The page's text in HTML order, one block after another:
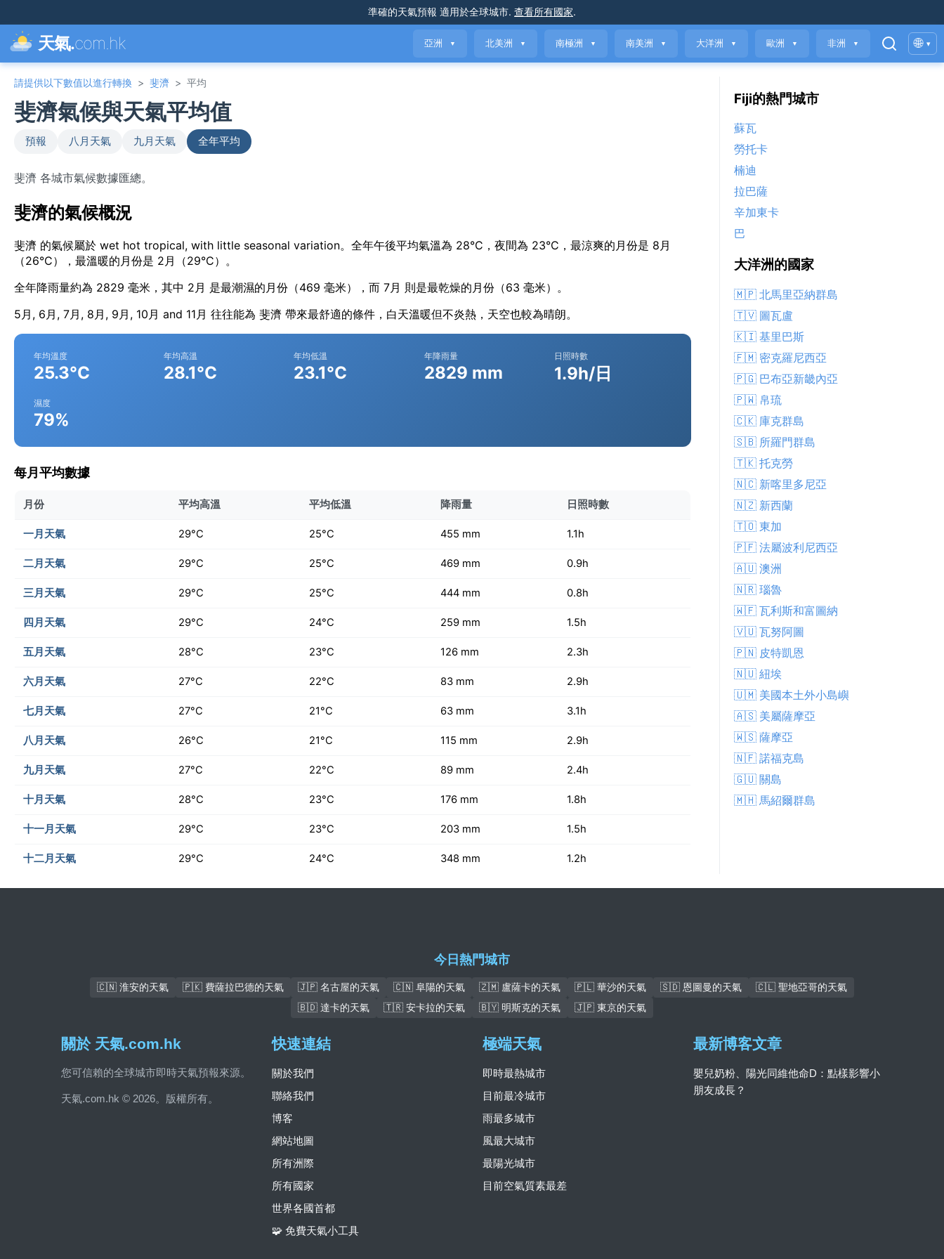
準確的天氣預報 適用於全球城市. 查看所有國家.
天氣.com.hk 亞洲 ▼ 北美洲 ▼ 南極洲 ▼ 南美洲 ▼ 大洋洲 ▼ 歐洲 ▼ 非洲 ▼ 🌐 ▾
請提供以下數值以進行轉換 > 斐濟 > 平均
斐濟氣候與天氣平均值
預報 八月天氣 九月天氣 全年平均
斐濟 各城市氣候數據匯總。
斐濟的氣候概況
斐濟 的氣候屬於 wet hot tropical, with little seasonal variation。全年午後平均氣溫為 28°C，夜間為 23°C，最涼爽的月份是 8月
（26°C），最溫暖的月份是 2月（29°C）。
全年降雨量約為 2829 毫米，其中 2月 是最潮濕的月份（469 毫米），而 7月 則是最乾燥的月份（63 毫米）。
5月, 6月, 7月, 8月, 9月, 10月 and 11月 往往能為 斐濟 帶來最舒適的條件，白天溫暖但不炎熱，天空也較為晴朗。
年均溫度
25.3°C
年均高溫
28.1°C
年均低溫
23.1°C
年降雨量
2829 mm
日照時數
1.9h/日
濕度
79%
每月平均數據
月份 平均高溫 平均低溫 降雨量 日照時數
一月天氣 29°C 25°C 455 mm 1.1h
二月天氣 29°C 25°C 469 mm 0.9h
三月天氣 29°C 25°C 444 mm 0.8h
四月天氣 29°C 24°C 259 mm 1.5h
五月天氣 28°C 23°C 126 mm 2.3h
六月天氣 27°C 22°C 83 mm 2.9h
七月天氣 27°C 21°C 63 mm 3.1h
八月天氣 26°C 21°C 115 mm 2.9h
九月天氣 27°C 22°C 89 mm 2.4h
十月天氣 28°C 23°C 176 mm 1.8h
十一月天氣 29°C 23°C 203 mm 1.5h
十二月天氣 29°C 24°C 348 mm 1.2h
Fiji的熱門城市
蘇瓦
勞托卡
楠迪
拉巴薩
辛加東卡
巴
大洋洲的國家
🇲🇵 北馬里亞納群島
🇹🇻 圖瓦盧
🇰🇮 基里巴斯
🇫🇲 密克羅尼西亞
🇵🇬 巴布亞新畿內亞
🇵🇼 帛琉
🇨🇰 庫克群島
🇸🇧 所羅門群島
🇹🇰 托克勞
🇳🇨 新喀里多尼亞
🇳🇿 新西蘭
🇹🇴 東加
🇵🇫 法屬波利尼西亞
🇦🇺 澳洲
🇳🇷 瑙魯
🇼🇫 瓦利斯和富圖納
🇻🇺 瓦努阿圖
🇵🇳 皮特凱恩
🇳🇺 紐埃
🇺🇲 美國本土外小島嶼
🇦🇸 美屬薩摩亞
🇼🇸 薩摩亞
🇳🇫 諾福克島
🇬🇺 關島
🇲🇭 馬紹爾群島
今日熱門城市
🇨🇳 淮安的天氣 🇵🇰 費薩拉巴德的天氣 🇯🇵 名古屋的天氣 🇨🇳 阜陽的天氣 🇿🇲 盧薩卡的天氣 🇵🇱 華沙的天氣 🇸🇩 恩圖曼的天氣
🇨🇱 聖地亞哥的天氣
🇧🇩 達卡的天氣
🇹🇷 安卡拉的天氣 🇧🇾 明斯克的天氣 🇯🇵 東京的天氣
關於 天氣.com.hk
您可信賴的全球城市即時天氣預報來源。
天氣.com.hk © 2026。版權所有。
快速連結
關於我們
聯絡我們
博客
網站地圖
所有洲際
所有國家
世界各國首都
🧩 免費天氣小工具
極端天氣
即時最熱城市
目前最冷城市
雨最多城市
風最大城市
最陽光城市
目前空氣質素最差
最新博客文章
嬰兒奶粉、陽光同維他命D：點樣影響小
朋友成長？